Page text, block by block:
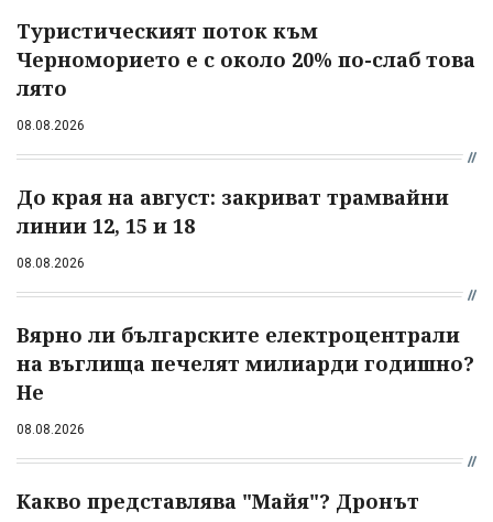
Туристическият поток към
Черноморието е с около 20% по-слаб това
лято
08.08.2026
До края на август: закриват трамвайни
линии 12, 15 и 18
08.08.2026
Вярно ли българските електроцентрали
на въглища печелят милиарди годишно?
Не
08.08.2026
Какво представлява "Майя"? Дронът